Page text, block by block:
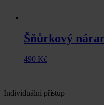
Šňůrkový
490 Kč
Individuální přístup